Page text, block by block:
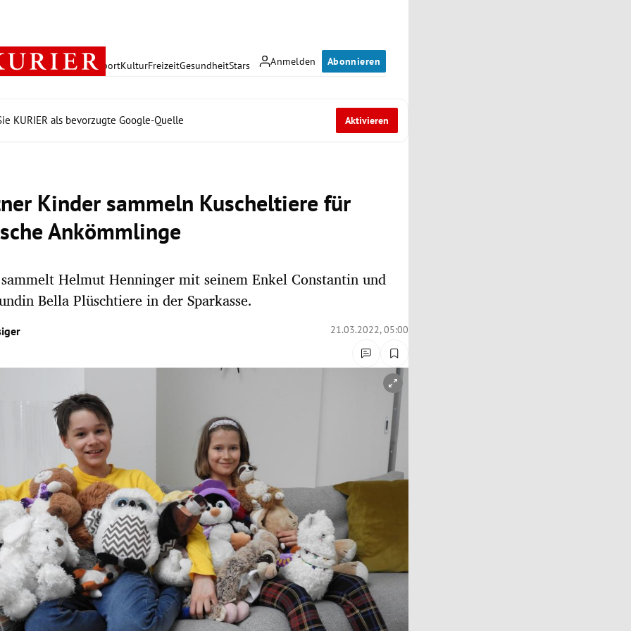
Anmelden Abonnieren
PolitikWirtschaft SportKulturFreizeitGesundheitStars
KURIER als bevorzugte Google-Quelle Aktivieren
Kinder sammeln Kuscheltiere für
Ankömmlinge
Helmut Henninger mit seinem Enkel Constantin und
Bella Plüschtiere in der Sparkasse.
21.03.2022, 05:00
öffnen/schließen